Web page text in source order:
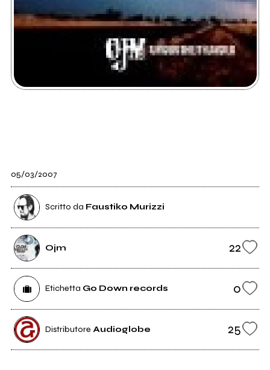
05/03/2007
Scritto da Faustiko Murizzi
Ojm 22
Etichetta Go Down records 0
Distributore Audioglobe 25